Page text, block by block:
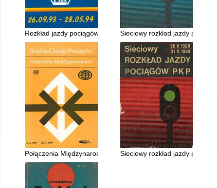
Rozkład jazdy pociągów międzynarodowych 26.09.1993 -
Sieciowy rozkład jazdy
Połączenia Międzynarodowe 2.VI.1991 - 28.IX.1991
Sieciowy rozkład jazdy